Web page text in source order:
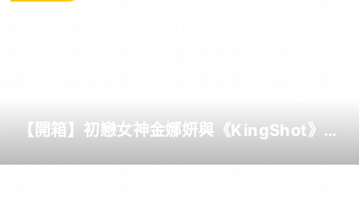
-
Paradaily
【開箱】初戀女神金娜妍與《KingShot》再